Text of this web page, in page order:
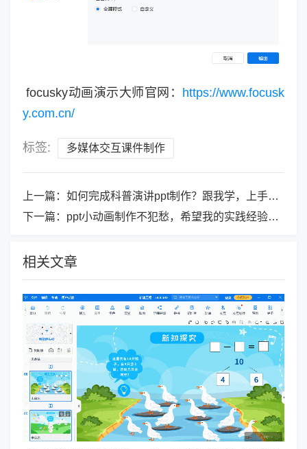
focusky动画演示大师官网： https://www.focusk
y.com.cn/
标签: 多媒体交互课件制作
上一篇： 如何完成科普演讲ppt制作？跟我学，上手超快！
下一篇： ppt小动画制作不犯愁，希望我的实践经验帮到你
相关文章